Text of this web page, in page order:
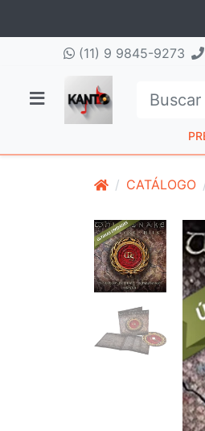
(11) 9 9845-9273
CATÁLOGO